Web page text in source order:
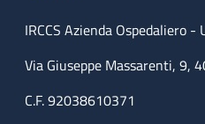
IRCCS Azienda Ospedaliero
Via Giuseppe Massarenti, 9,
C.F. 92038610371